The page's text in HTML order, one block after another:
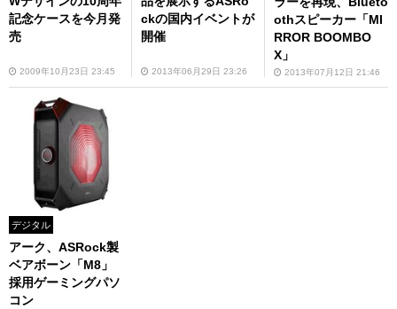
記念ケースを今月発
売
2009年10月23日 23:45
ckの国内イベントが
開催
2013年06月29日 23:26
othスピーカー「MI
RROR BOOMBO
X」
2013年07月12日 21:46
デジタル
アーク、ASRock製
ベアボーン「M8」
採用ゲーミングパソ
コン